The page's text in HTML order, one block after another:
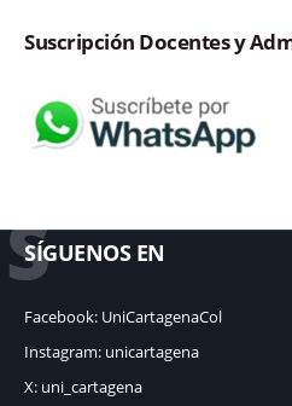
Suscripción Docentes y
S
SÍGUENOS EN
Facebook: UniCartagenaCol
Instagram: unicartagena
X: uni_cartagena